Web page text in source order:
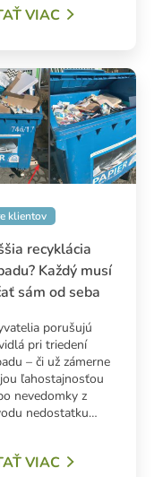
VIAC
klientov
recyklácia
Každý musí
sám od seba
porušujú
pri triedení
– či už zámerne
ľahostajnosťou
nevedomky z
nedostatku…
VIAC